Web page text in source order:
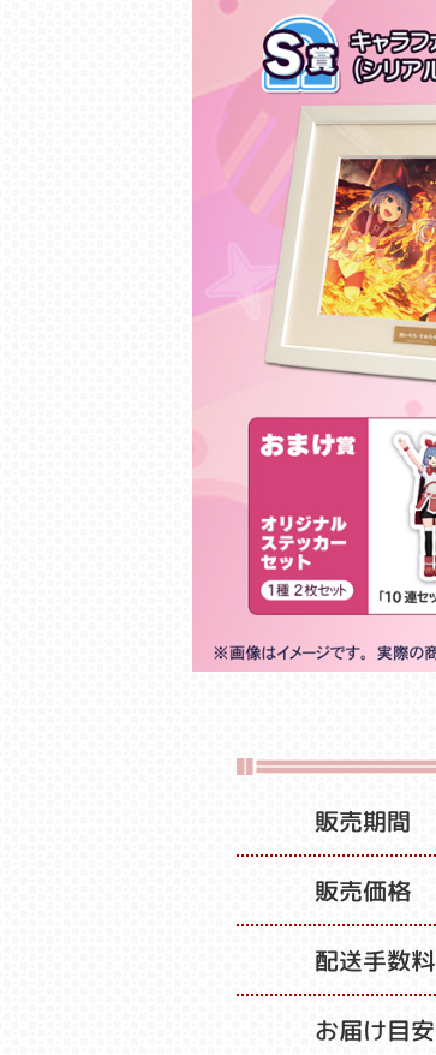
販売期間
販売価格
配送手数料
お届け目安